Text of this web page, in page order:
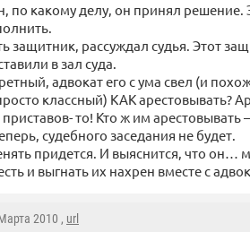
по какому делу, он принял решение.
защитник, рассуждал судья. Этот
в зал суда.
адвокат его с ума свел (и
классный) КАК арестовывать?
то! Кто ж им
судебного заседания не будет.
придется. И выяснится, что
и выгнать их нахрен вместе с
2010 , url